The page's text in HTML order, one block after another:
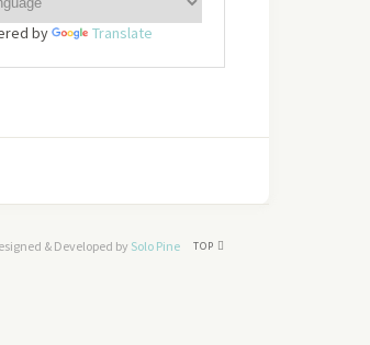
by Translate
TOP
& Developed by Solo Pine